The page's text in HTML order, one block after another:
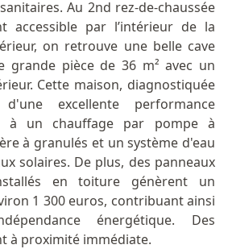
Au 2nd rez-de-chaussée
accessible par l’intérieur de la
on retrouve une belle cave
grande pièce de 36 m² avec un
Cette maison, diagnostiquée
excellente performance
à un chauffage par pompe à
à granulés et un système d'eau
solaires. De plus, des panneaux
en toiture génèrent un
1 300 euros, contribuant ainsi
énergétique. Des
à proximité immédiate.